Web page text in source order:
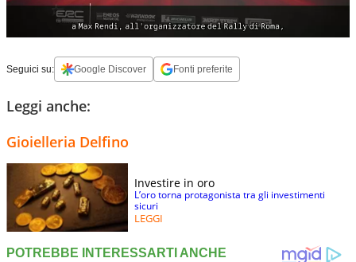
Seguici su: Google Discover Fonti preferite
Leggi anche:
Gioielleria Delfino
Investire in oro
L’oro torna protagonista tra gli investimenti
sicuri
LEGGI